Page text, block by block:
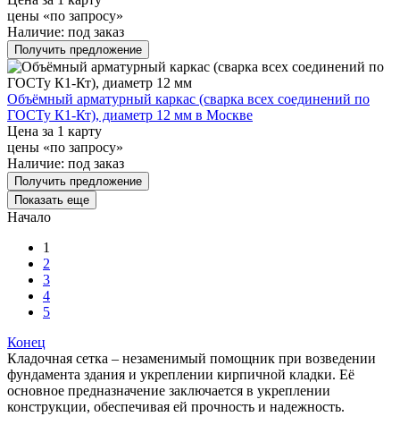
цены «по запросу»
Наличие: под заказ
Получить предложение
Объёмный арматурный каркас (сварка всех соединений по
ГОСТу К1-Кт), диаметр 12 мм в Москве
Цена за 1 карту
цены «по запросу»
Наличие: под заказ
Получить предложение
Показать еще
Начало
1
2
3
4
5
Конец
Кладочная сетка – незаменимый помощник при возведении
фундамента здания и укреплении кирпичной кладки. Её
основное предназначение заключается в укреплении
конструкции, обеспечивая ей прочность и надежность.